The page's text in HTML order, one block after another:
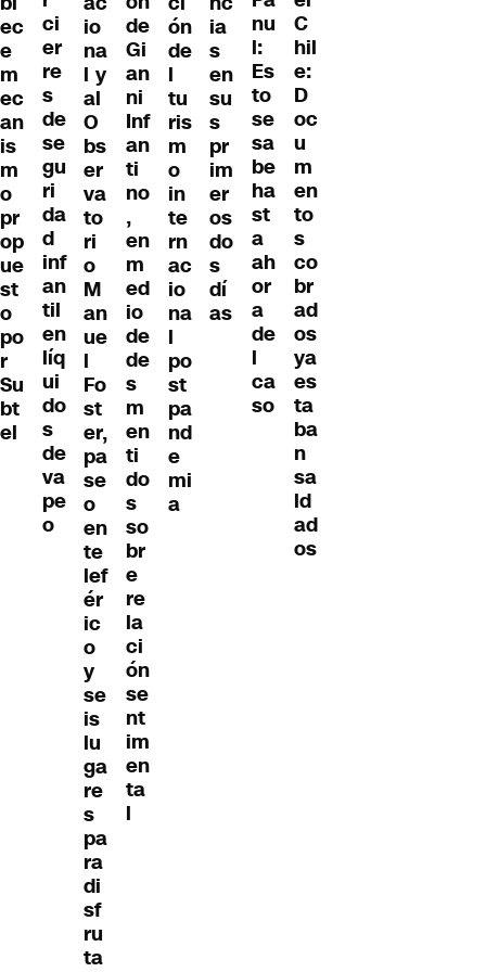
ec
e
m
ec
an
is
m
o
pr
op
ue
st
o
po
r
Su
bt
el
ci
er
re
s
de
se
gu
ri
da
d
inf
an
til
en
líq
ui
do
s
de
va
pe
o
io
na
l y
al
O
bs
er
va
to
ri
o
M
an
ue
l
Fo
st
er,
pa
se
o
en
te
lef
ér
ic
o
y
se
is
lu
ga
re
s
pa
ra
di
sf
ru
ta
de
Gi
an
ni
Inf
an
ti
no
,
en
m
ed
io
de
de
s
m
en
ti
do
s
so
br
e
re
la
ci
ón
se
nt
im
en
ta
l
ón
de
l
tu
ris
m
o
in
te
rn
ac
io
na
l
po
st
pa
nd
e
mi
a
ia
s
en
su
s
pr
im
er
os
do
s
dí
as
nu
l:
Es
to
se
sa
be
ha
st
a
ah
or
a
de
l
ca
so
C
hil
e:
D
oc
u
m
en
to
s
co
br
ad
os
ya
es
ta
ba
n
sa
ld
ad
os